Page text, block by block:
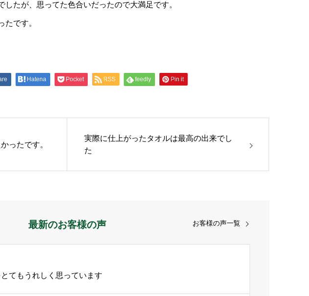
たが、思ってた色合いだったので大満足です。
たです。
Hatena Pocket RSS feedly Pin it
ったです。
実際に仕上がったタオルは最高の出来でし
た
最新のお客様の声
てもうれしく思っています
お客様の声一覧